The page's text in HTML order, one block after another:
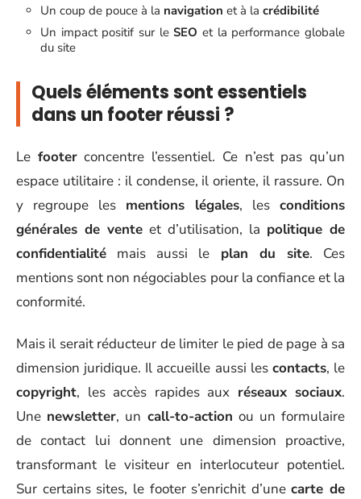
Un coup de pouce à la navigation et à la crédibilité
Un impact positif sur leSEO et la performance globale
du site
Quels éléments sont essentiels
dans un footer réussi ?
Le footerconcentre l’essentiel. Ce n’est pas qu’un
espace utilitaire : il condense, il oriente, il rassure. On
y regroupe les mentions légales, les conditions
générales de vente et d’utilisation, la politique de
confidentialité mais aussi le plan du site. Ces
mentions sont non négociables pour la confiance et la
conformité.
Mais il serait réducteur de limiter le pied de page à sa
dimension juridique. Il accueille aussi les contacts, le
copyright, les accès rapides aux réseaux sociaux.
Une newsletter, un call-to-action ou un formulaire
de contact lui donnent une dimension proactive,
transformant le visiteur en interlocuteur potentiel.
Sur certains sites, le footer s’enrichit d’unecarte de